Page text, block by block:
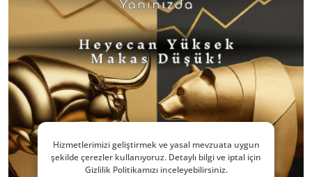
Hizmetlerimizi geliştirmek ve yasal mevzuata uygun
şekilde çerezler kullanıyoruz. Detaylı bilgi ve iptal için
Gizlilik Politikamızı inceleyebilirsiniz.